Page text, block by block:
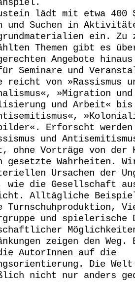
lädt mit etwa 400
und Suchen in
ein. Zu
Themen gibt es
Angebote
Seminare und
reicht von »Rassismus
»Migration
und Arbeit« bis
Erforscht werden
und
ohne Vorträge von der
gesetzte Wahrheiten.
Ursachen der
wie die Gesellschaft
Alltägliche
Turnschuhproduktion,
und spielerische
zeigen den Weg.
AutorInnen auf die
Die
nicht nur anders